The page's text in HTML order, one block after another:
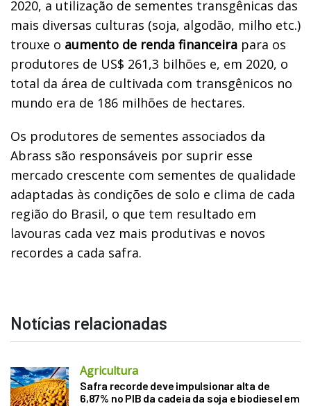
2020, a utilização de sementes transgênicas das
mais diversas culturas (soja, algodão, milho etc.)
trouxe o aumento de renda financeira para os
produtores de US$ 261,3 bilhões e, em 2020, o
total da área de cultivada com transgênicos no
mundo era de 186 milhões de hectares.
Os produtores de sementes associados da
Abrass são responsáveis por suprir esse
mercado crescente com sementes de qualidade
adaptadas às condições de solo e clima de cada
região do Brasil, o que tem resultado em
lavouras cada vez mais produtivas e novos
recordes a cada safra.
Notícias relacionadas
Agricultura
Safra recorde deve impulsionar alta de
6,87% no PIB da cadeia da soja e biodiesel em